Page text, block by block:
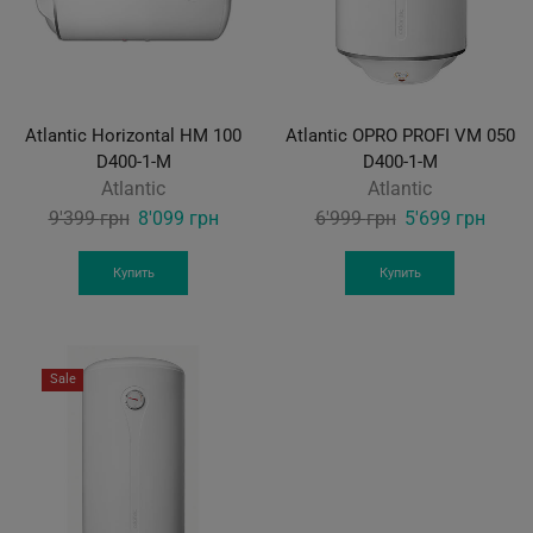
Atlantic Horizontal HM 100
D400-1-M
Atlantic
9'399грн Original
price
was:
8'099 грнCurrent
Купить
Atlantic OPRO PROFI VM 050
D400-1-M
Atlantic
6'999грн Original
price
was:
5'699 грн
Купить
Sale